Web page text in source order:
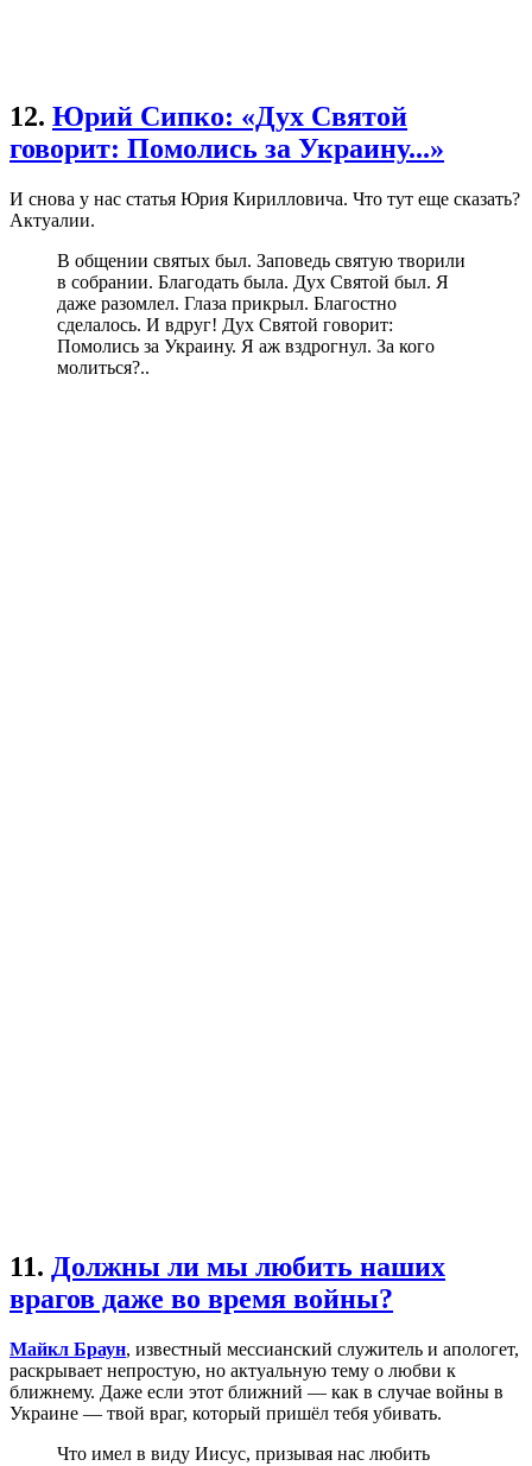
12. Юрий Сипко: «Дух Святой
говорит: Помолись за Украину...»
И снова у нас статья Юрия Кирилловича. Что тут еще сказать?
Актуалии.
В общении святых был. Заповедь святую творили
в собрании. Благодать была. Дух Святой был. Я
даже разомлел. Глаза прикрыл. Благостно
сделалось. И вдруг! Дух Святой говорит:
Помолись за Украину. Я аж вздрогнул. За кого
молиться?..
11. Должны ли мы любить наших
врагов даже во время войны?
Майкл Браун, известный мессианский служитель и апологет,
раскрывает непростую, но актуальную тему о любви к
ближнему. Даже если этот ближний — как в случае войны в
Украине — твой враг, который пришёл тебя убивать.
Что имел в виду Иисус, призывая нас любить